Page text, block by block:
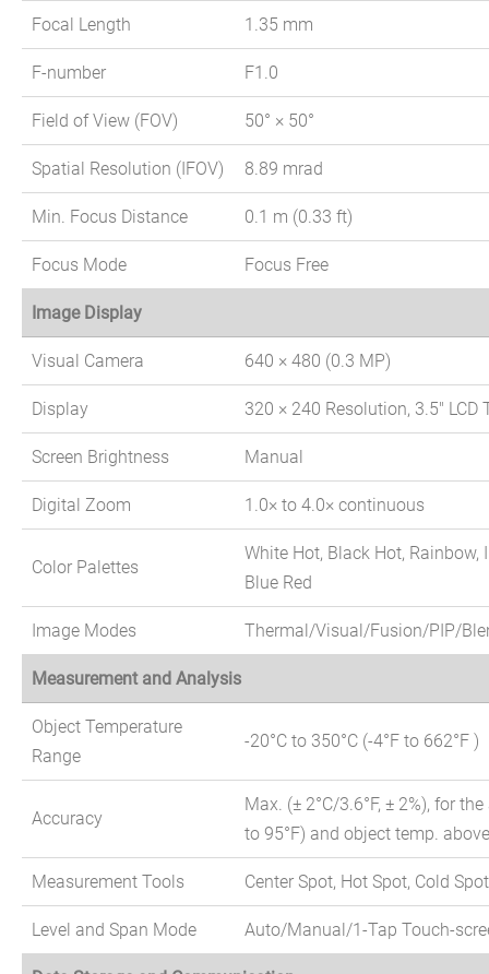
Focal Length 1.35 mm
F-number F1.0
Field of View (FOV) 50° × 50°
Spatial Resolution (IFOV) 8.89 mrad
Min. Focus Distance 0.1 m (0.33 ft)
Focus Mode Focus Free
Image Display
Visual Camera 640 × 480 (0.3 MP)
Display 320 × 240 Resolution, 3.5" LCD
Screen Brightness Manual
Digital Zoom 1.0× to 4.0× continuous
Color Palettes
White Hot, Black Hot, Rainbow,
Blue Red
Image Modes Thermal/Visual/Fusion/PIP/
Measurement and Analysis
Object Temperature
Range
-20°C to 350°C (-4°F to 662°F )
Accuracy
Max. (± 2°C/3.6°F, ± 2%), for
to 95°F) and object temp.
Measurement Tools Center Spot, Hot Spot, Cold Spot
Level and Span Mode Auto/Manual/1-Tap Touch-